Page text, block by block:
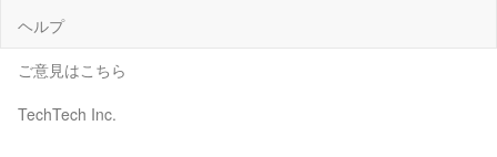
ヘルプ
ご意見はこちら
TechTech Inc.